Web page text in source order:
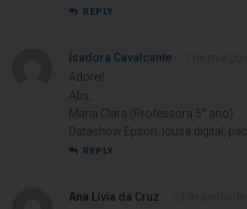
REPLY
Isadora Cavalcante
Adorei!
Abs,
Maria Clara (Professora 5° ano)
Datashow Epson, lousa digital,
REPLY
Ana Lívia da Cruz